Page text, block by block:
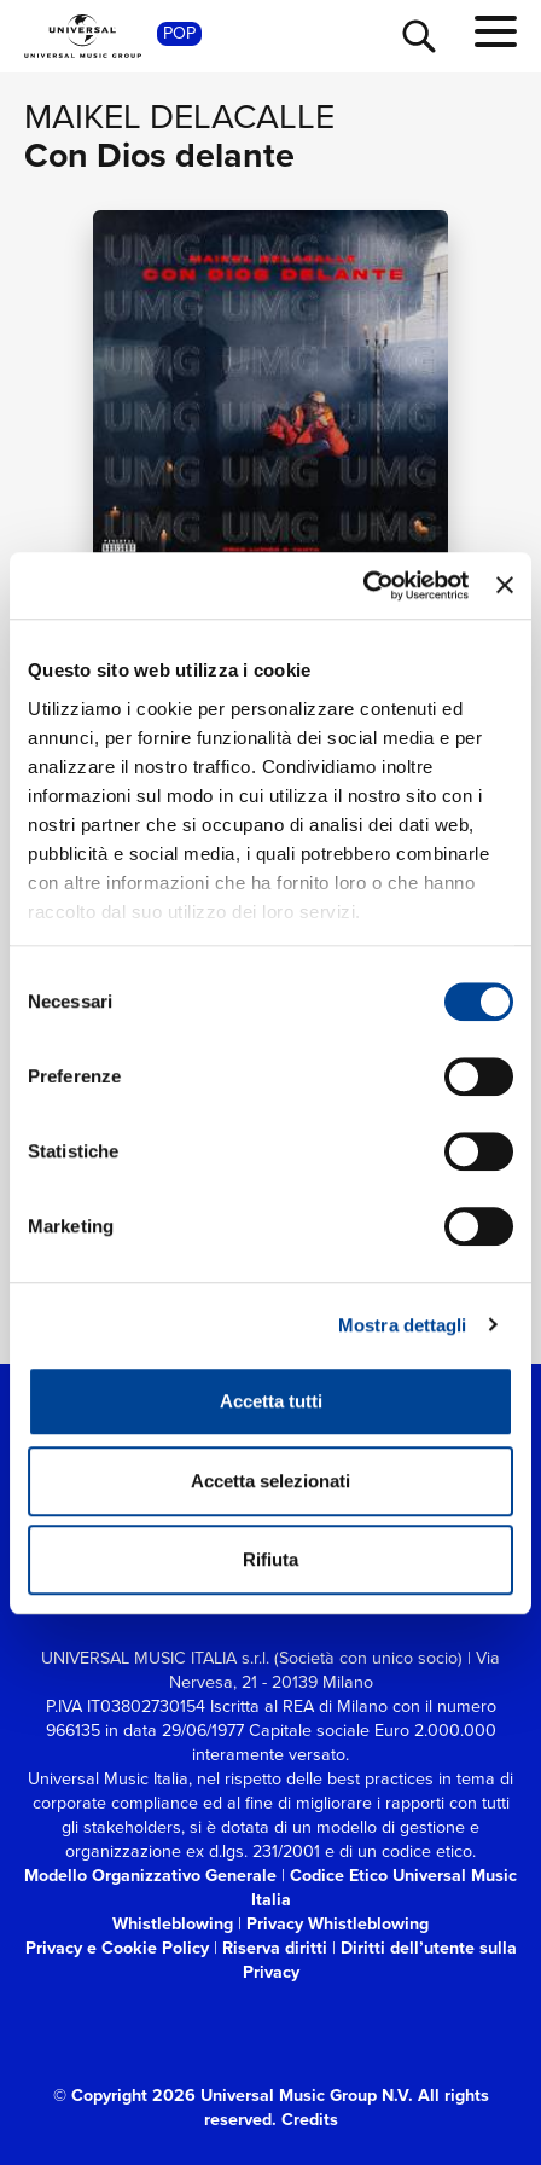
Questo sito web utilizza i cookie
Utilizziamo i cookie per personalizzare contenuti ed
annunci, per fornire funzionalità dei social media e per
analizzare il nostro traffico. Condividiamo inoltre
informazioni sul modo in cui utilizza il nostro sito con i
nostri partner che si occupano di analisi dei dati web,
pubblicità e social media, i quali potrebbero combinarle
con altre informazioni che ha fornito loro o che hanno
raccolto dal suo utilizzo dei loro servizi.
delNecessari
Preferenze
Statistiche
Marketing
Mostra dettagli
Accetta tutti
Accetta selezionati
Rifiuta
POP
MAIKEL DELACALLE
Con Dios delante
1 Con Dios delante
03:28
Maikel Delacalle
Formati disponibili:
UPC:00602455417213
Virgin Music Label And Artist Services
Con Dios delante
UNIVERSAL MUSIC ITALIA s.r.l. (Società con unico socio) | Via
Nervesa, 21 - 20139 Milano
P.IVA IT03802730154 Iscritta al REA di Milano con il numero
966135 in data 29/06/1977Capitale sociale Euro 2.000.000
interamente versato.
Universal Music Italia, nel rispetto delle best practices in tema di
corporate compliance ed al fine di migliorare i rapporti con tutti
gli stakeholders,si è dotata di un modello di gestione e
organizzazione ex d.lgs. 231/2001 e di un codice etico.
Modello Organizzativo Generale | Codice Etico Universal Music
Italia
Whistleblowing | Privacy Whistleblowing
Privacy e Cookie Policy| Riserva diritti | Diritti dell’utente sulla
Privacy
© Copyright 2026 Universal Music Group N.V. All rights
reserved. Credits
SHOP
TOUR NEWS
RICERCA
CHI SIAMO
CONTATTI
NEWSLETTER